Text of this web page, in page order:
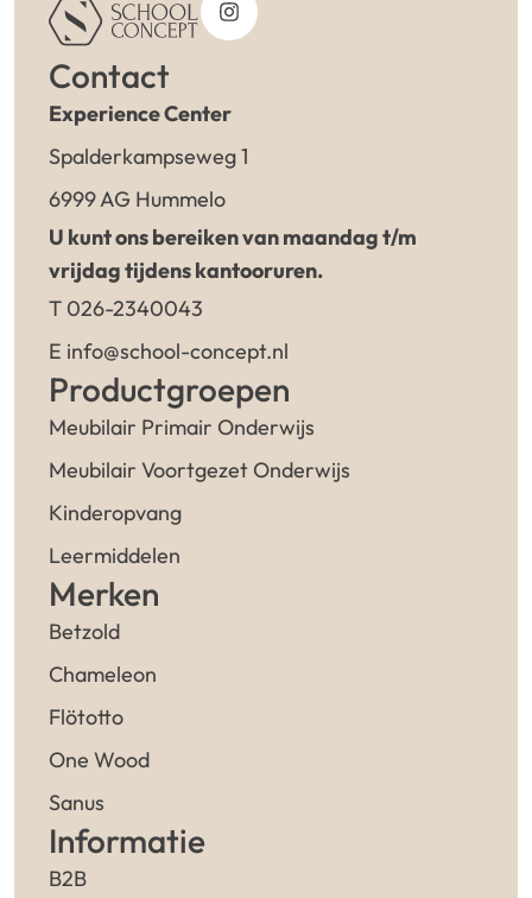
Contact
Experience Center
Spalderkampseweg 1
6999 AG Hummelo
U kunt ons bereiken van maandag t/m
vrijdag tijdens kantooruren.
T 026-2340043
E info@school-concept.nl
Productgroepen
Meubilair Primair Onderwijs
Meubilair Voortgezet Onderwijs
Kinderopvang
Leermiddelen
Merken
Betzold
Chameleon
Flötotto
One Wood
Sanus
Informatie
B2B